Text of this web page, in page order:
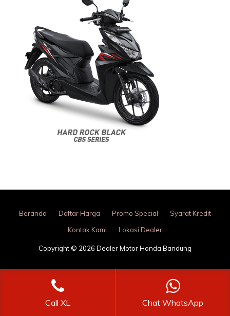
Beranda Daftar Harga Promo Special
Syarat Kredit
Kontak Kami
Lokasi Dealer
Copyright © 2026 Dealer Motor Honda Bandung
Call XL Chat WhatsApp